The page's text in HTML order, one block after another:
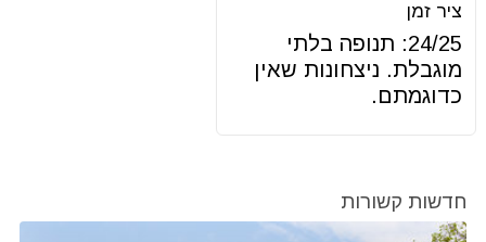
ציר זמן
24/25: תנופה בלתי
מוגבלת. ניצחונות שאין
כדוגמתם.
חדשות קשורות